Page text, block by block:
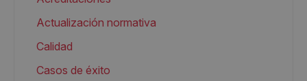
Actualización normativa
Calidad
Casos de éxito